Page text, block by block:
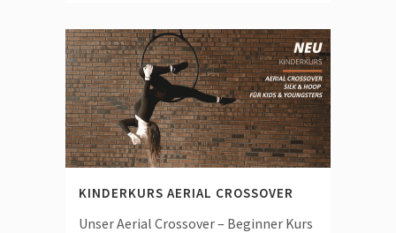
KINDERKURS AERIAL CROSSOVER
Unser Aerial Crossover – Beginner Kurs